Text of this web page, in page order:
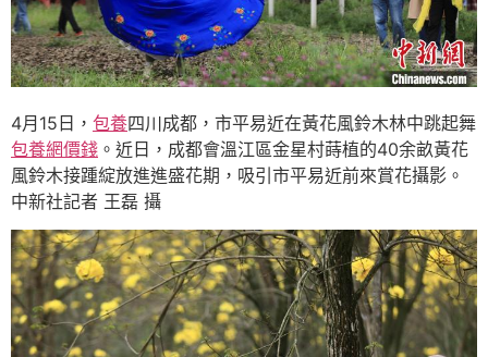
4月15日， 包養四川成都，市平易近在黃花風鈴木林中跳起舞
包養網價錢 。近日，成都會溫江區金星村蒔植的40余畝黃花
風鈴木接踵綻放進進盛花期，吸引市平易近前來賞花攝影。
中新社記者 王磊 攝